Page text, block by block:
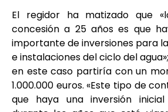
El regidor ha matizado que
concesión a 25 años es que
importante de inversiones para
e instalaciones del ciclo del
en este caso partiría con un
1.000.000 euros. «Este tipo de
que haya una inversión